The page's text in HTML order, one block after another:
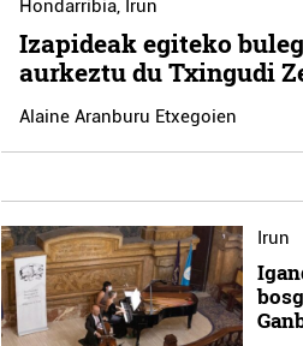
Hondarribia, Irun
Izapideak egiteko
aurkeztu du Txingudi
Alaine Aranburu Etxegoien
Irun